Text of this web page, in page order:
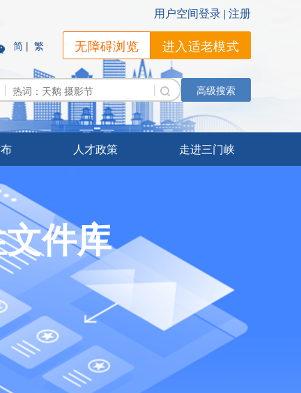
简 | 繁 无障碍浏览 进入适老模式
高级搜索
人才政策 走进三门峡
件库